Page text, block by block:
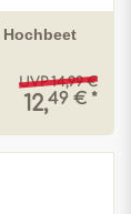
Hochbeet
UVP 14,99 €
12,49 € *